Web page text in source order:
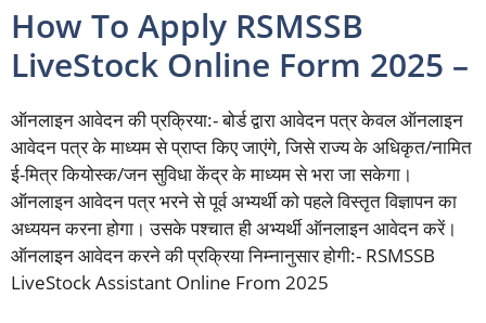
How To Apply RSMSSB
LiveStock Online Form 2025 –
ऑनलाइन आवेदन की प्रक्रिया:- बोर्ड द्वारा आवेदन पत्र केवल ऑनलाइन
आवेदन पत्र के माध्यम से प्राप्त किए जाएंगे, जिसे राज्य के अधिकृत/नामित
ई-मित्र कियोस्क/जन सुविधा केंद्र के माध्यम से भरा जा सकेगा।
ऑनलाइन आवेदन पत्र भरने से पूर्व अभ्यर्थी को पहले विस्तृत विज्ञापन का
अध्ययन करना होगा। उसके पश्चात ही अभ्यर्थी ऑनलाइन आवेदन करें।
ऑनलाइन आवेदन करने की प्रक्रिया निम्नानुसार होगी:- RSMSSB
LiveStock Assistant Online From 2025